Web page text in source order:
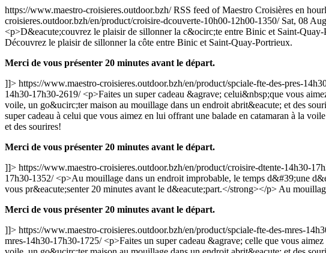
https://www.maestro-croisieres.outdoor.bzh/RSS feed of Maestro Croisières en
croisieres.outdoor.bzh/en/product/croisire-dcouverte-10h00-12h00-1350/ Sat, 08
<p>D&eacute;couvrez le plaisir de sillonner la c&ocirc;te entre Binic et Saint-
Découvrez le plaisir de sillonner la côte entre Binic et Saint-Quay-Portrieux.
Merci de vous présenter 20 minutes avant le départ.
]]> https://www.maestro-croisieres.outdoor.bzh/en/product/spciale-fte-des-pres-
14h30-17h30-2619/ <p>Faites un super cadeau &agrave; celui&nbsp;que vous
voile, un go&ucirc;ter maison au mouillage dans un endroit abrit&eacute; et des
super cadeau à celui que vous aimez en lui offrant une balade en catamaran à la
et des sourires!
Merci de vous présenter 20 minutes avant le départ.
]]> https://www.maestro-croisieres.outdoor.bzh/en/product/croisire-dtente-14h30-
17h30-1352/ <p>Au mouillage dans un endroit improbable, le temps d&#39;une
vous pr&eacute;senter 20 minutes avant le d&eacute;part.</strong></p> Au
Merci de vous présenter 20 minutes avant le départ.
]]> https://www.maestro-croisieres.outdoor.bzh/en/product/spciale-fte-des-mres-
mres-14h30-17h30-1725/ <p>Faites un super cadeau &agrave; celle que vous